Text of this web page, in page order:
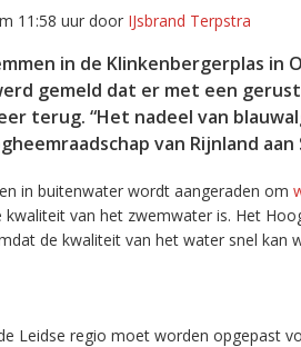
11:58 uur door IJsbrand Terpstra
in de Klinkenbergerplas
gemeld dat er met een
terug. “Het nadeel van
van Rijnland
in buitenwater wordt aangeraden om
kwaliteit van het zwemwater is. Het
de kwaliteit van het water snel kan
Leidse regio moet worden opgepast